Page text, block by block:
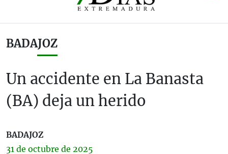
BADAJOZ
Un accidente en La Banasta
(BA) deja un herido
BADAJOZ
31 de octubre de 2025